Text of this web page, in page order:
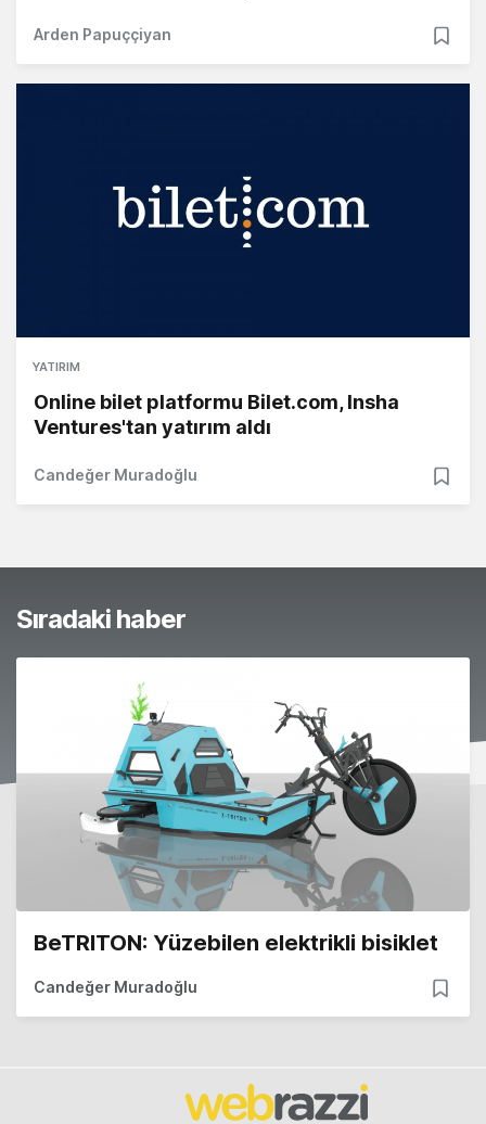
Arden Papuççiyan
YATIRIM
Online bilet platformu Bilet.com, Insha
Ventures'tan yatırım aldı
Candeğer Muradoğlu
Sıradaki haber
BeTRITON: Yüzebilen elektrikli bisiklet
Candeğer Muradoğlu